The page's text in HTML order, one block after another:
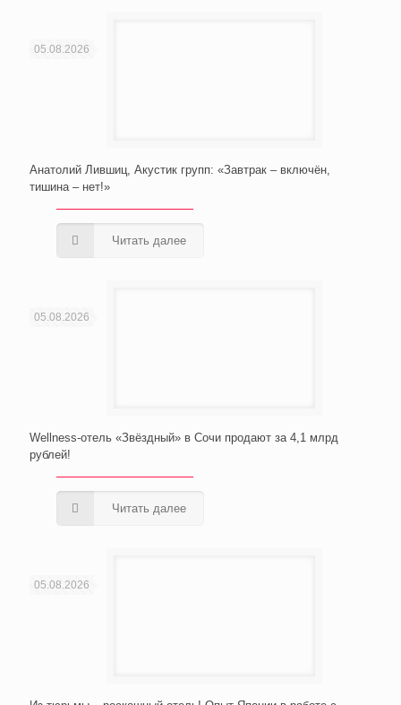
05.08.2026
Анатолий Лившиц, Акустик групп: «Завтрак – включён,
тишина – нет!»
Читать далее
05.08.2026
Wellness-отель «Звёздный» в Сочи продают за 4,1 млрд
рублей!
Читать далее
05.08.2026